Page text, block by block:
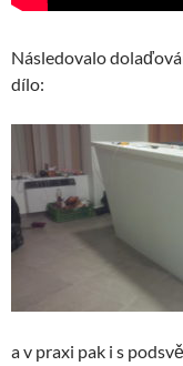
Následovalo
dílo:
a v praxi pak i s